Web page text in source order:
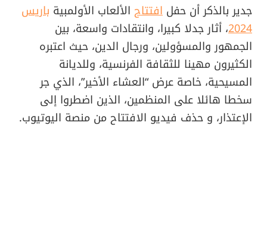
جدير بالذكر أن حفل افتتاح الألعاب الأولمبية باريس
2024، أثار جدلا كبيرا، وانتقادات واسعة، بين
الجمهور والمسؤولين، ورجال الدين، حيث اعتبره
الكثيرون مهينا للثقافة الفرنسية، وللديانة
المسيحية، خاصة عرض “العشاء الأخير”، الذي جر
سخطا هائلا على المنظمين، الذين اضطروا إلى
الإعتذار، و حذف فيديو الافتتاح من منصة اليوتيوب.